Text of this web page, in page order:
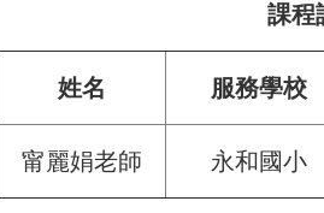
課程
姓名 服務學校
甯麗娟老師 永和國小